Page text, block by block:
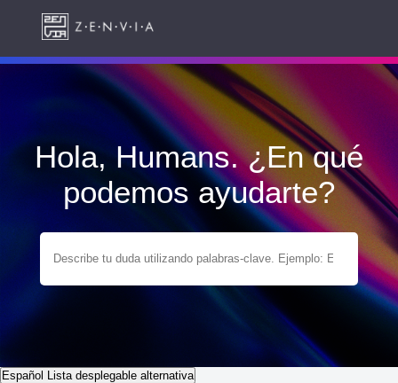
Hola, Humans. ¿En qué
podemos ayudarte?
Español Lista desplegable alternativa